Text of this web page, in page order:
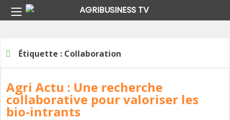
Étiquette :Collaboration
Étiquette : Collaboration
Agri Actu : Une recherche
collaborative pour valoriser les
bio-intrants